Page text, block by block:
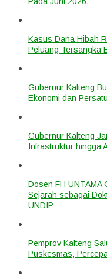
Kasus Dana Hibah
Peluang Tersangka
Gubernur Kalteng
Ekonomi dan
Gubernur Kalteng
Infrastruktur hingga
Dosen FH UNTAMA
Sejarah sebagai
UNDIP
Pemprov Kalteng
Puskesmas,